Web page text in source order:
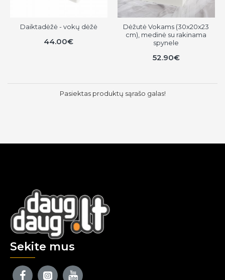
Daiktadėžė - vokų dėžė
44.00€
Dėžutė Vokams (30x20x23
cm), medinė su rakinama
spynele
52.90€
Pasiektas produktų sąrašo galas!
Sekite mus